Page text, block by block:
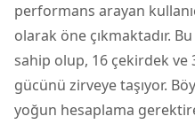
performans arayan
olarak öne çıkmaktadır.
sahip olup, 16 çekirdek ve
gücünü zirveye taşıyor.
yoğun hesaplama